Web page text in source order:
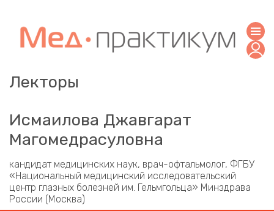
Лекторы
Исмаилова Джавгарат
Магомедрасуловна
кандидат медицинских наук, врач-офтальмолог, ФГБУ
«Национальный медицинский исследовательский
центр глазных болезней им. Гельмгольца» Минздрава
России (Москва)